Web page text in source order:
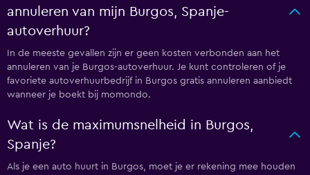
annuleren van mijn Burgos, Spanje-
autoverhuur?
In de meeste gevallen zijn er geen kosten verbonden aan het
annuleren van je Burgos-autoverhuur. Je kunt controleren of je
favoriete autoverhuurbedrijf in Burgos gratis annuleren aanbiedt
wanneer je boekt bij momondo.
Wat is de maximumsnelheid in Burgos,
Spanje?
Als je een auto huurt in Burgos, moet je er rekening mee houden